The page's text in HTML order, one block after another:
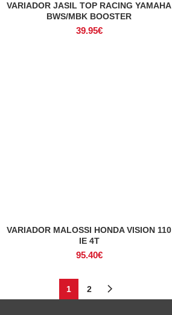
ADICIONAR
VARIADOR JASIL TOP RACING YAMAHA
BWS/MBK BOOSTER
39.95€
ADICIONAR
VARIADOR MALOSSI HONDA VISION 110
IE 4T
95.40€
1 2